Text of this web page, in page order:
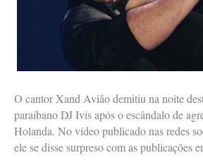
O cantor Xand Avião demitiu na noite
paraibano DJ Ivis após o escândalo de
Holanda. No vídeo publicado nas redes
ele se disse surpreso com as publicações